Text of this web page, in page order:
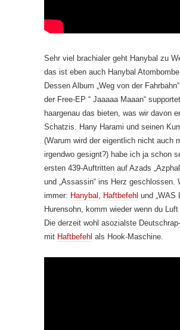
Sehr viel brachialer geht Hanybal zu
das ist eben auch Hanybal
Dessen Album „Weg von der
der Free-EP “ Jaaaaa Maaan“
haargenau das bieten, was wir davon
Schatzis. Hany Harami und seinen
(Warum wird der eigentlich nicht auch
irgendwo gesignt?) habe ich ja schon
ersten 439-Auftritten auf Azads
und „Assassin“ ins Herz geschlossen.
immer: Hanybal Haftbefehl und „WAS
Hurensohn, komm wieder wenn du Luft
Die derzeit wohl asozialste
mit Haftbefehl als Hook-Maschine.